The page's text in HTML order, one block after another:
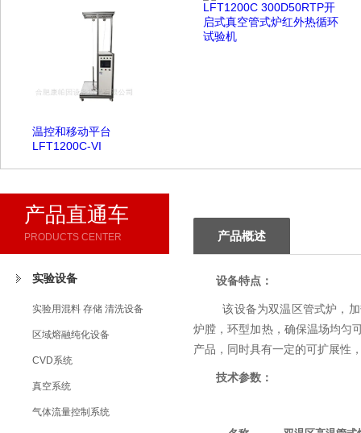
温控和移动平台
LFT1200C-VI
LFT1200C 300D50RTP开
启式真空管式炉红外热循环
试验机
产品直通车
PRODUCTS CENTER
实验设备
实验用混料 存储 清洗设备
区域熔融纯化设备
CVD系统
真空系统
气体流量控制系统
产品概述
设备特点：
该设备为双温区管式炉，
炉膛，环型加热，确保温场均匀
产品，同时具有一定的可扩展性
技术参数：